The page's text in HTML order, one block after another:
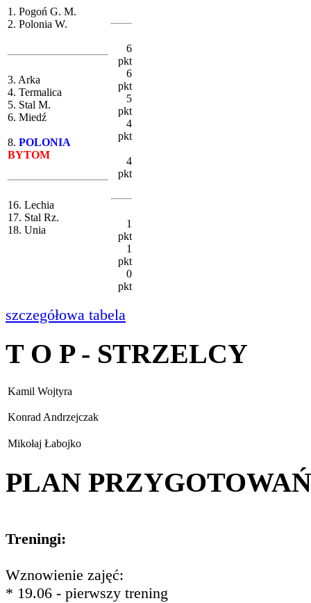
1. Pogoń G. M.
2. Polonia W.
3. Arka
4. Termalica
5. Stal M.
6. Miedź
8. POLONIA
BYTOM
16. Lechia
17. Stal Rz.
18. Unia
6
pkt
6
pkt
5
pkt
4
pkt
4
pkt
1
pkt
1
pkt
0
pkt
szczegółowa tabela
T O P - STRZELCY
Kamil Wojtyra
Konrad Andrzejczak
Mikołaj Łabojko
PLAN PRZYGOTOWAŃ
Treningi:
Wznowienie zajęć:
* 19.06 - pierwszy trening